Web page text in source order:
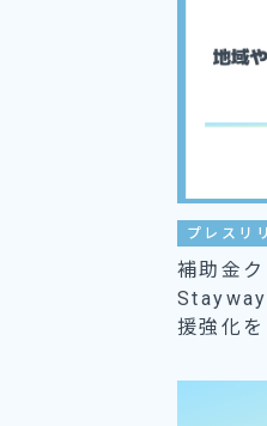
プレスリ
補助金
Stayway
援強化